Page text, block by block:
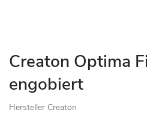
Zum
Anfang
der
Bildgalerie
springen
Creaton Optima
engobiert
Hersteller Creaton